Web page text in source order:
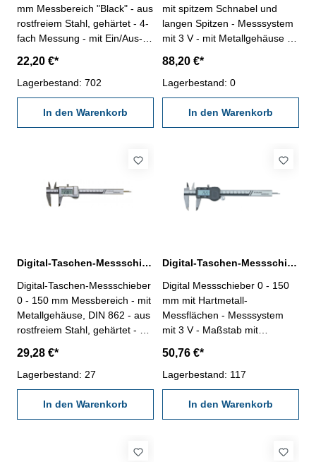
mm Messbereich "Black" - aus
rostfreiem Stahl, gehärtet - 4-
fach Messung - mit Ein/Aus-,
Staub und
wasserabstoßenden
Skalierungsfolien - Ablesung
0,01 mm / 0,0005" -
Genauigkeit 0,03 mm -
22,20 €*
Lagerbestand: 702
In den Warenkorb
mit spitzem Schnabel und
langen Spitzen - Messsystem
mit 3 V - mit Metallgehäuse -
- 4-fach Messung - mit
Ein/Aus-, Null-, Unit- und Hold-
Taste- Ablesung 0,01 mm /
0,0005"- Datenausgang RB 5-
im Behältnis/Kasten
Länge der Spitzen: 45 mm
88,20 €*
Lagerbestand: 0
In den Warenkorb
Digital-Taschen-Messschieber 0 - 150 mm DIN 862
Digital-Taschen-Messschieber
0 - 150 mm Messbereich - mit
Metallgehäuse, DIN 862 - aus
rostfreiem Stahl, gehärtet - 4-
mm/inch- und Null-Taste -
Ablesung 0,01 mm / 0,0005" -
Genauigkeit 0,03 mm - im Etui
Messbereich 0 - 150 mm
29,28 €*
Lagerbestand: 27
In den Warenkorb
Digital-Taschen-Messschieber 0 - 150 mm mit Hartmetall-Messflächen
Digital Messschieber 0 - 150
mm mit Hartmetall-
Messflächen - Messsystem
mit 3 V - Maßstab mit
Abtastung - aus rostfreiem
Stahl, gehärtet - 4-fach
Messung - mit Ein/Aus-, Null-,
Unit- und Hold-Taste (mit der
Hold-Taste kann das
50,76 €*
Lagerbestand: 117
In den Warenkorb